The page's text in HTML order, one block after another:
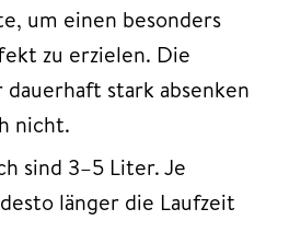
um einen besonders
zu erzielen. Die
stark absenken
nicht.
sind 3–5 Liter. Je
länger die Laufzeit